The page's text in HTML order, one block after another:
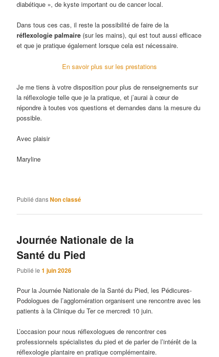
diabétique », de kyste important ou de cancer local.
Dans tous ces cas, il reste la possibilité de faire de la
réflexologie palmaire (sur les mains), qui est tout aussi efficace
et que je pratique également lorsque cela est nécessaire.
En savoir plus sur les prestations
Je me tiens à votre disposition pour plus de renseignements sur
la réflexologie telle que je la pratique, et j’aurai à cœur de
répondre à toutes vos questions et demandes dans la mesure du
possible.
Avec plaisir
Maryline
Publié dansNon classé
Journée Nationale de la
Santé du Pied
Publié le1 juin 2026
Pour la Journée Nationale de la Santé du Pied, les Pédicures-
Podologues de l’agglomération organisent une rencontre avec les
patients à la Clinique du Ter ce mercredi 10 juin.
L’occasion pour nous réflexologues de rencontrer ces
professionnels spécialistes du pied et de parler de l’intérêt de la
réflexologie plantaire en pratique complémentaire.